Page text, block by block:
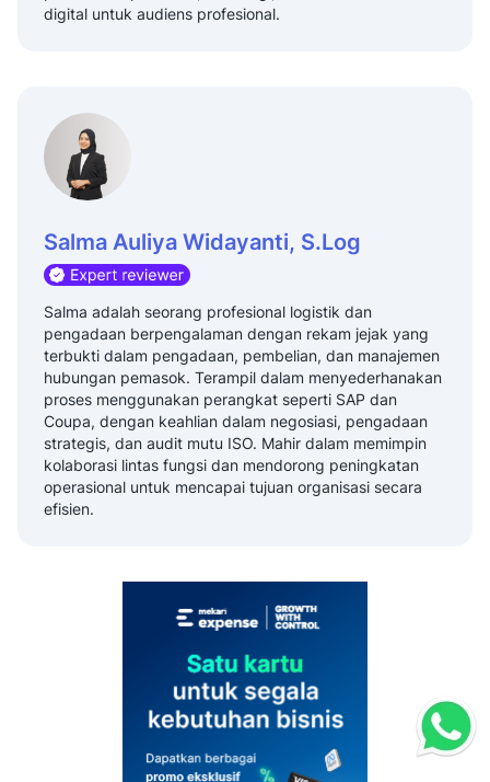
digital untuk audiens profesional.
Salma Auliya Widayanti, S.Log
Salma adalah seorang profesional logistik dan
pengadaan berpengalaman dengan rekam jejak yang
terbukti dalam pengadaan, pembelian, dan manajemen
hubungan pemasok. Terampil dalam menyederhanakan
proses menggunakan perangkat seperti SAP dan
Coupa, dengan keahlian dalam negosiasi, pengadaan
strategis, dan audit mutu ISO. Mahir dalam memimpin
kolaborasi lintas fungsi dan mendorong peningkatan
operasional untuk mencapai tujuan organisasi secara
efisien.